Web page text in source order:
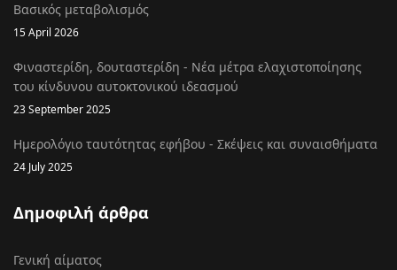
Βασικός μεταβολισμός
15 April 2026
Φιναστερίδη, δουταστερίδη - Νέα μέτρα ελαχιστοποίησης
του κίνδυνου αυτοκτονικού ιδεασμού
23 September 2025
Ημερολόγιο ταυτότητας εφήβου - Σκέψεις και συναισθήματα
24 July 2025
Δημοφιλή άρθρα
Γενική αίματος